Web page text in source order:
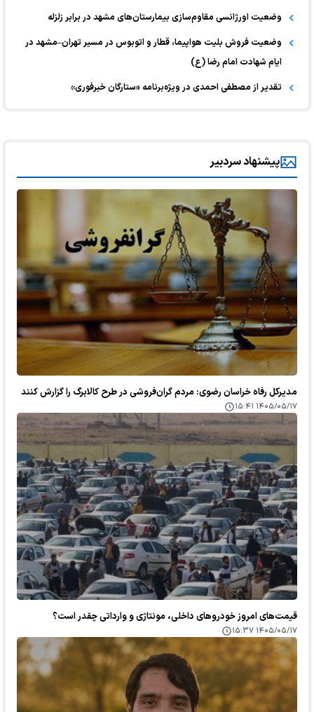
وضعیت اورژانسی مقاوم‌سازی بیمارستان‌های مشهد در برابر زلزله
وضعیت فروش بلیت هواپیما، قطار و اتوبوس در مسیر تهران–مشهد در
ایام شهادت امام رضا (ع)
تقدیر از مصطفی احمدی در ویژه‌برنامه «ستارگان خبرفوری»
پیشنهاد سردبیر
مدیرکل رفاه خراسان رضوی: مردم گران‌فروشی در طرح کالابرگ را گزارش کنند
۱۴۰۵/۰۵/۱۷ ۱۵:۴۱
قیمت‌های امروز خودرو‌های داخلی، مونتاژی و وارداتی چقدر است؟
۱۴۰۵/۰۵/۱۷ ۱۵:۳۷